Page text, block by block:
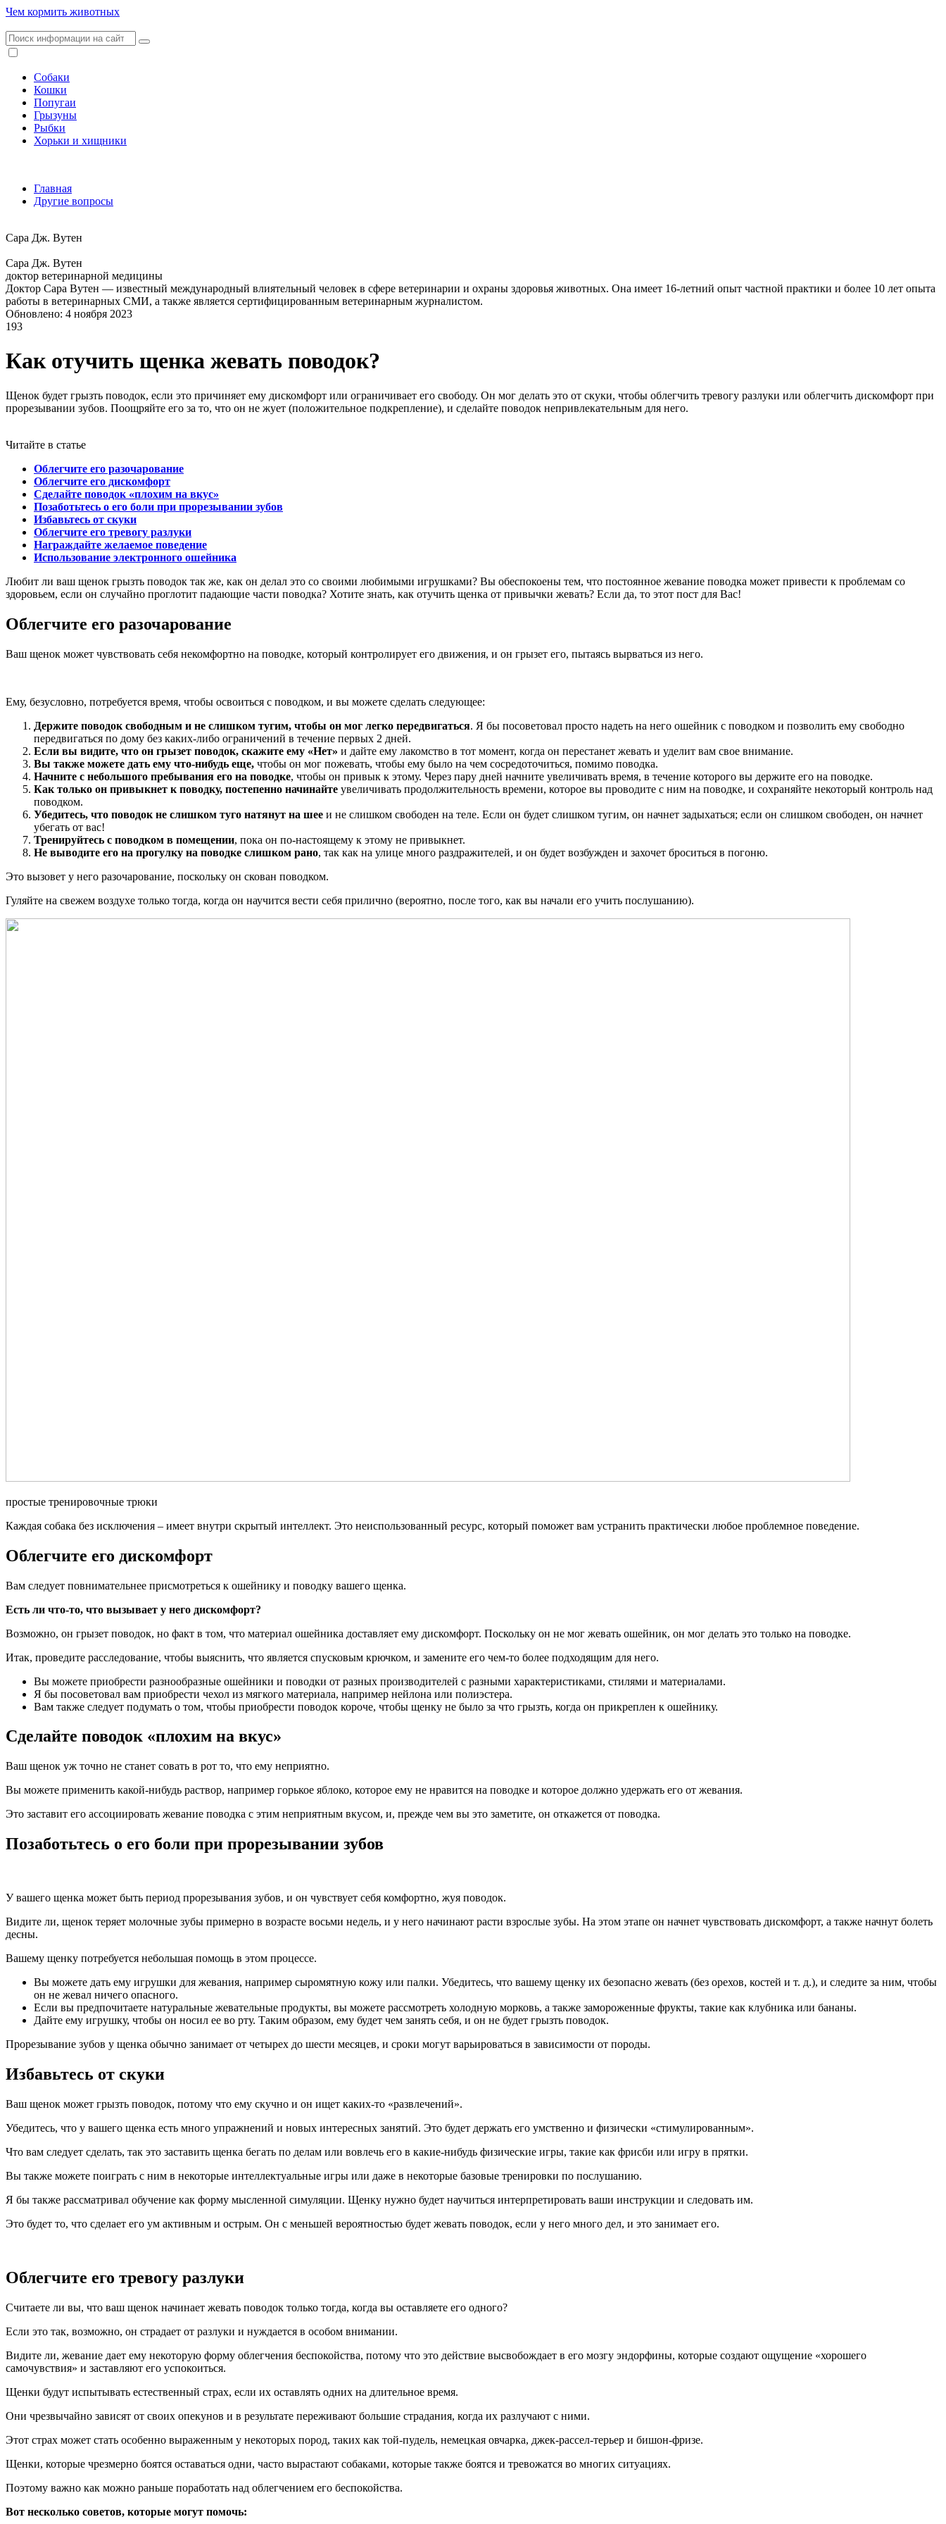
Чем кормить животных
Собаки
Кошки
Попугаи
Грызуны
Рыбки
Хорьки и хищники
Главная
Другие вопросы
Сара Дж. Вутен
Сара Дж. Вутен
доктор ветеринарной медицины
Доктор Сара Вутен — известный международный влиятельный человек в сфере ветеринарии и охраны здоровья животных. Она имеет 16-летний опыт частной практики и более 10 лет опыта
работы в ветеринарных СМИ, а также является сертифицированным ветеринарным журналистом.
Обновлено: 4 ноября 2023
193
Как отучить щенка жевать поводок?
Щенок будет грызть поводок, если это причиняет ему дискомфорт или ограничивает его свободу. Он мог делать это от скуки, чтобы облегчить тревогу разлуки или облегчить дискомфорт при
прорезывании зубов. Поощряйте его за то, что он не жует (положительное подкрепление), и сделайте поводок непривлекательным для него.
Читайте в статье
Облегчите его разочарование
Облегчите его дискомфорт
Сделайте поводок «плохим на вкус»
Позаботьтесь о его боли при прорезывании зубов
Избавьтесь от скуки
Облегчите его тревогу разлуки
Награждайте желаемое поведение
Использование электронного ошейника
Любит ли ваш щенок грызть поводок так же, как он делал это со своими любимыми игрушками? Вы обеспокоены тем, что постоянное жевание поводка может привести к проблемам со
здоровьем, если он случайно проглотит падающие части поводка? Хотите знать, как отучить щенка от привычки жевать? Если да, то этот пост для Вас!
Облегчите его разочарование
Ваш щенок может чувствовать себя некомфортно на поводке, который контролирует его движения, и он грызет его, пытаясь вырваться из него.
Ему, безусловно, потребуется время, чтобы освоиться с поводком, и вы можете сделать следующее:
Держите поводок свободным и не слишком тугим, чтобы он мог легко передвигаться. Я бы посоветовал просто надеть на него ошейник с поводком и позволить ему свободно
передвигаться по дому без каких-либо ограничений в течение первых 2 дней.
Если вы видите, что он грызет поводок, скажите ему «Нет» и дайте ему лакомство в тот момент, когда он перестанет жевать и уделит вам свое внимание.
Вы также можете дать ему что-нибудь еще, чтобы он мог пожевать, чтобы ему было на чем сосредоточиться, помимо поводка.
Начните с небольшого пребывания его на поводке, чтобы он привык к этому. Через пару дней начните увеличивать время, в течение которого вы держите его на поводке.
Как только он привыкнет к поводку, постепенно начинайте увеличивать продолжительность времени, которое вы проводите с ним на поводке, и сохраняйте некоторый контроль над
поводком.
Убедитесь, что поводок не слишком туго натянут на шее и не слишком свободен на теле. Если он будет слишком тугим, он начнет задыхаться; если он слишком свободен, он начнет
убегать от вас!
Тренируйтесь с поводком в помещении, пока он по-настоящему к этому не привыкнет.
Не выводите его на прогулку на поводке слишком рано, так как на улице много раздражителей, и он будет возбужден и захочет броситься в погоню.
Это вызовет у него разочарование, поскольку он скован поводком.
Гуляйте на свежем воздухе только тогда, когда он научится вести себя прилично (вероятно, после того, как вы начали его учить послушанию).
простые тренировочные трюки
Каждая собака без исключения – имеет внутри скрытый интеллект. Это неиспользованный ресурс, который поможет вам устранить практически любое проблемное поведение.
Облегчите его дискомфорт
Вам следует повнимательнее присмотреться к ошейнику и поводку вашего щенка.
Есть ли что-то, что вызывает у него дискомфорт?
Возможно, он грызет поводок, но факт в том, что материал ошейника доставляет ему дискомфорт. Поскольку он не мог жевать ошейник, он мог делать это только на поводке.
Итак, проведите расследование, чтобы выяснить, что является спусковым крючком, и замените его чем-то более подходящим для него.
Вы можете приобрести разнообразные ошейники и поводки от разных производителей с разными характеристиками, стилями и материалами.
Я бы посоветовал вам приобрести чехол из мягкого материала, например нейлона или полиэстера.
Вам также следует подумать о том, чтобы приобрести поводок короче, чтобы щенку не было за что грызть, когда он прикреплен к ошейнику.
Сделайте поводок «плохим на вкус»
Ваш щенок уж точно не станет совать в рот то, что ему неприятно.
Вы можете применить какой-нибудь раствор, например горькое яблоко, которое ему не нравится на поводке и которое должно удержать его от жевания.
Это заставит его ассоциировать жевание поводка с этим неприятным вкусом, и, прежде чем вы это заметите, он откажется от поводка.
Позаботьтесь о его боли при прорезывании зубов
У вашего щенка может быть период прорезывания зубов, и он чувствует себя комфортно, жуя поводок.
Видите ли, щенок теряет молочные зубы примерно в возрасте восьми недель, и у него начинают расти взрослые зубы. На этом этапе он начнет чувствовать дискомфорт, а также начнут болеть
десны.
Вашему щенку потребуется небольшая помощь в этом процессе.
Вы можете дать ему игрушки для жевания, например сыромятную кожу или палки. Убедитесь, что вашему щенку их безопасно жевать (без орехов, костей и т. д.), и следите за ним, чтобы
он не жевал ничего опасного.
Если вы предпочитаете натуральные жевательные продукты, вы можете рассмотреть холодную морковь, а также замороженные фрукты, такие как клубника или бананы.
Дайте ему игрушку, чтобы он носил ее во рту. Таким образом, ему будет чем занять себя, и он не будет грызть поводок.
Прорезывание зубов у щенка обычно занимает от четырех до шести месяцев, и сроки могут варьироваться в зависимости от породы.
Избавьтесь от скуки
Ваш щенок может грызть поводок, потому что ему скучно и он ищет каких-то «развлечений».
Убедитесь, что у вашего щенка есть много упражнений и новых интересных занятий. Это будет держать его умственно и физически «стимулированным».
Что вам следует сделать, так это заставить щенка бегать по делам или вовлечь его в какие-нибудь физические игры, такие как фрисби или игру в прятки.
Вы также можете поиграть с ним в некоторые интеллектуальные игры или даже в некоторые базовые тренировки по послушанию.
Я бы также рассматривал обучение как форму мысленной симуляции. Щенку нужно будет научиться интерпретировать ваши инструкции и следовать им.
Это будет то, что сделает его ум активным и острым. Он с меньшей вероятностью будет жевать поводок, если у него много дел, и это занимает его.
Облегчите его тревогу разлуки
Считаете ли вы, что ваш щенок начинает жевать поводок только тогда, когда вы оставляете его одного?
Если это так, возможно, он страдает от разлуки и нуждается в особом внимании.
Видите ли, жевание дает ему некоторую форму облегчения беспокойства, потому что это действие высвобождает в его мозгу эндорфины, которые создают ощущение «хорошего
самочувствия» и заставляют его успокоиться.
Щенки будут испытывать естественный страх, если их оставлять одних на длительное время.
Они чрезвычайно зависят от своих опекунов и в результате переживают большие страдания, когда их разлучают с ними.
Этот страх может стать особенно выраженным у некоторых пород, таких как той-пудель, немецкая овчарка, джек-рассел-терьер и бишон-фризе.
Щенки, которые чрезмерно боятся оставаться одни, часто вырастают собаками, которые также боятся и тревожатся во многих ситуациях.
Поэтому важно как можно раньше поработать над облегчением его беспокойства.
Вот несколько советов, которые могут помочь: